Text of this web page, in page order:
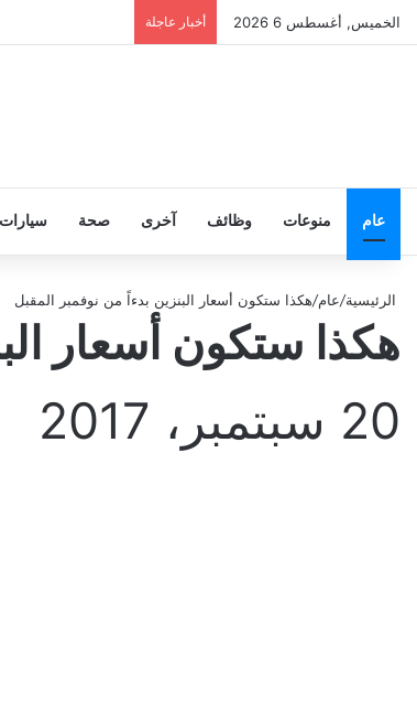
الخميس, أغسطس 6 2026 أخبار عاجلة
عام منوعات وظائف آخرى صحة سيارات
الرئيسية/عام/هكذا ستكون أسعار البنزين بدءاً من نوفمبر المقبل
هكذا ستكون أسعار
20 سبتمبر، 2017